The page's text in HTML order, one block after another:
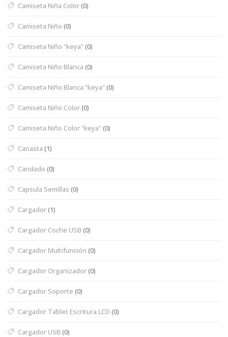
Camiseta Niña Color(0)
Camiseta Niño (0)
Camiseta Niño "keya"(0)
Camiseta Niño Blanca (0)
Camiseta Niño Blanca "keya"(0)
Camiseta Niño Color(0)
Camiseta Niño Color "keya"(0)
Canasta (1)
Candado (0)
Capsula Semillas (0)
Cargador(1)
Cargador Coche USB (0)
Cargador Multifunción (0)
Cargador Organizador(0)
Cargador Soporte (0)
Cargador Tablet Escritura LCD (0)
Cargador USB (0)